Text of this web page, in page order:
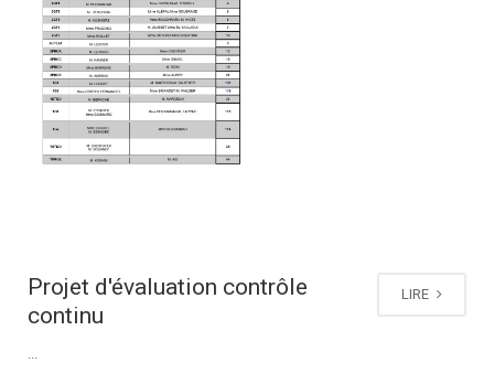
LIRE
Projet d'évaluation contrôle
continu
...